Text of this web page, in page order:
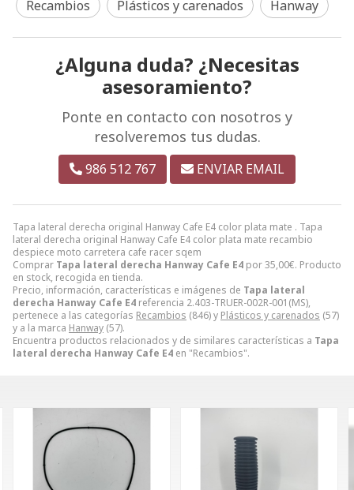
Tapa lateral derecha original Hanway Cafe E4 color plata mate . Tapa
lateral derecha original Hanway Cafe E4 color plata mate recambio
despiece moto carretera cafe racer sqem
Comprar Tapa lateral derecha Hanway Cafe E4 por35,00€. Producto
en stock, recogida en tienda.
Precio, información, características e imágenes de Tapa lateral
derecha Hanway Cafe E4 referencia 2.403-TRUER-002R-001(MS),
pertenece a las categorías Recambios (846) y Plásticos y carenados (57)
y a la marca Hanway (57).
Encuentra productos relacionados y de similares características a Tapa
lateral derecha Hanway Cafe E4 en "Recambios".
Recambios
Plásticos y carenados Hanway
¿Alguna duda? ¿Necesitas
asesoramiento?
Ponte en contacto con nosotros y
resolveremos tus dudas.
986 512 767 ENVIAR EMAIL